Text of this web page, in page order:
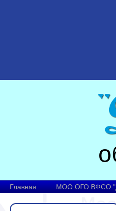
Главная МОО ОГО ВФСО